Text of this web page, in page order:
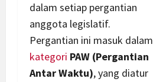
dalam setiap pergantian
anggota legislatif.
Pergantian ini masuk dalam
kategori PAW (Pergantian
Antar Waktu), yang diatur